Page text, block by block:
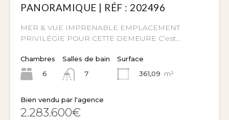
PANORAMIQUE | RÉF : 202496
MER & VUE IMPRENABLE EMPLACEMENT
PRIVILÉGIE POUR CETTE DEMEURE C’est…
Chambres
6
Salles de bain
7
Surface
361,09 m²
Bien vendu par l'agence
2.283.600€